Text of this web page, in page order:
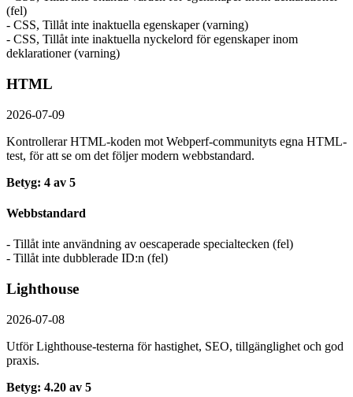
(fel)
- CSS, Tillåt inte inaktuella egenskaper (varning)
- CSS, Tillåt inte inaktuella nyckelord för egenskaper inom
deklarationer (varning)
HTML
2026-07-09
Kontrollerar HTML-koden mot Webperf-communityts egna HTML-
test, för att se om det följer modern webbstandard.
Betyg: 4 av 5
Webbstandard
- Tillåt inte användning av oescaperade specialtecken (fel)
- Tillåt inte dubblerade ID:n (fel)
Lighthouse
2026-07-08
Utför Lighthouse-testerna för hastighet, SEO, tillgänglighet och god
praxis.
Betyg: 4.20 av 5